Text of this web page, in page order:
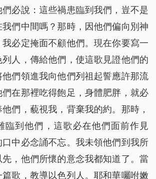
必說：這些禍患臨到我們，豈不是
我們中間嗎？那時，因他們偏向別神
必定掩面不顧他們。現在你要寫一
人，傳給他們，使這歌見證他們的
們領進我向他們列祖起誓應許那流
在那裡吃得飽足，身體肥胖，就必
們，藐視我，背棄我的約。那時，
臨到他們，這歌必在他們面前作見
中必念誦不忘。我未領他們到我所
，他們所懷的意念我都知道了。當
篇歌，教導以色列人。耶和華囑咐嫩